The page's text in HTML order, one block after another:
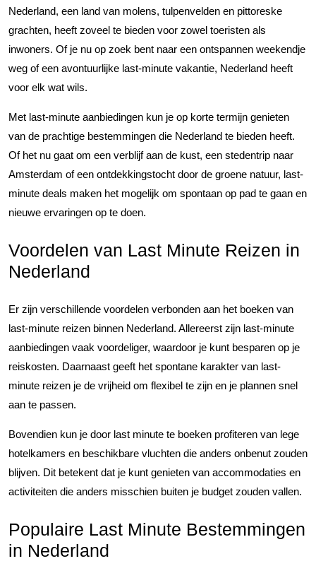
Nederland, een land van molens, tulpenvelden en pittoreske
grachten, heeft zoveel te bieden voor zowel toeristen als
inwoners. Of je nu op zoek bent naar een ontspannen weekendje
weg of een avontuurlijke last-minute vakantie, Nederland heeft
voor elk wat wils.
Met last-minute aanbiedingen kun je op korte termijn genieten
van de prachtige bestemmingen die Nederland te bieden heeft.
Of het nu gaat om een verblijf aan de kust, een stedentrip naar
Amsterdam of een ontdekkingstocht door de groene natuur, last-
minute deals maken het mogelijk om spontaan op pad te gaan en
nieuwe ervaringen op te doen.
Voordelen van Last Minute Reizen in
Nederland
Er zijn verschillende voordelen verbonden aan het boeken van
last-minute reizen binnen Nederland. Allereerst zijn last-minute
aanbiedingen vaak voordeliger, waardoor je kunt besparen op je
reiskosten. Daarnaast geeft het spontane karakter van last-
minute reizen je de vrijheid om flexibel te zijn en je plannen snel
aan te passen.
Bovendien kun je door last minute te boeken profiteren van lege
hotelkamers en beschikbare vluchten die anders onbenut zouden
blijven. Dit betekent dat je kunt genieten van accommodaties en
activiteiten die anders misschien buiten je budget zouden vallen.
Populaire Last Minute Bestemmingen
in Nederland